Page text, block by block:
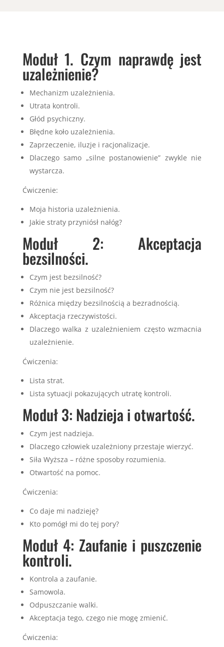
Moduł 1. Czym naprawdę jest
uzależnienie?
Mechanizm uzależnienia.
Utrata kontroli.
Głód psychiczny.
Błędne koło uzależnienia.
Zaprzeczenie, iluzje i racjonalizacje.
Dlaczego samo „silne postanowienie” zwykle nie
wystarcza.
Ćwiczenie:
Moja historia uzależnienia.
Jakie straty przyniósł nałóg?
Moduł 2: Akceptacja
bezsilności.
Czym jest bezsilność?
Czym nie jest bezsilność?
Różnica między bezsilnością a bezradnością.
Akceptacja rzeczywistości.
Dlaczego walka z uzależnieniem często wzmacnia
uzależnienie.
Ćwiczenia:
Lista strat.
Lista sytuacji pokazujących utratę kontroli.
Moduł 3: Nadzieja i otwartość.
Czym jest nadzieja.
Dlaczego człowiek uzależniony przestaje wierzyć.
Siła Wyższa – różne sposoby rozumienia.
Otwartość na pomoc.
Ćwiczenia:
Co daje mi nadzieję?
Kto pomógł mi do tej pory?
Moduł 4: Zaufanie i puszczenie
kontroli.
Kontrola a zaufanie.
Samowola.
Odpuszczanie walki.
Akceptacja tego, czego nie mogę zmienić.
Ćwiczenia: